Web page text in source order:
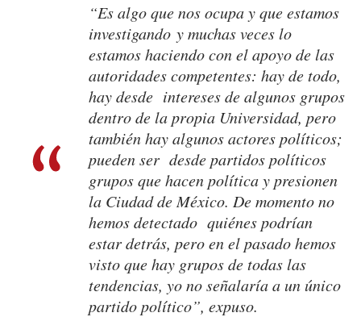
“Es algo que nos ocupa y que estamos
investigando y muchas veces lo
estamos haciendo con el apoyo de las
autoridades competentes: hay de todo,
hay desde intereses de algunos grupos
dentro de la propia Universidad, pero
también hay algunos actores políticos;
pueden ser desde partidos políticos
grupos que hacen política y presionen
la Ciudad de México. De momento no
hemos detectado quiénes podrían
estar detrás, pero en el pasado hemos
visto que hay grupos de todas las
tendencias, yo no señalaría a un único
partido político”, expuso.